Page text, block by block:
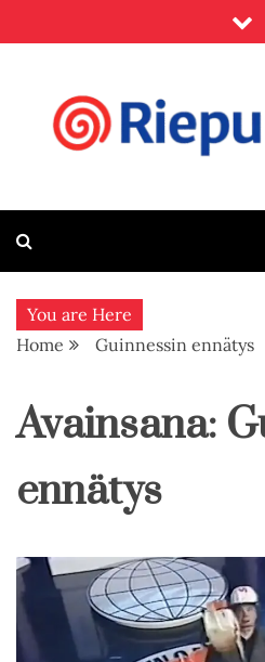
to
Riepu.fi
You are Here
Home
Guinnessin ennätys
Avainsana:
ennätys